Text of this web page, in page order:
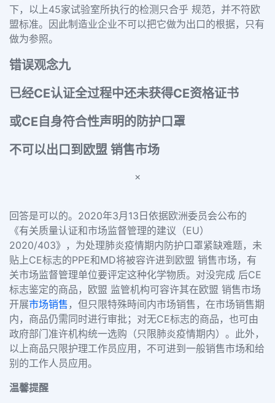
下，以上45家试验室所执行的检测只合乎 规范，并不符欧
盟标准。因此制造业企业不可以把它做为出口的根据，只有
做为参照。
错误观念九
已经CE认证全过程中还未获得CE资格证书
或CE自身符合性声明的防护口罩
不可以出口到欧盟 销售市场
×
回答是可以的。 2020年3月13日依据欧洲委员会公布的
《有关质量认证和市场监督管理的建议（EU）
2020/403》，为处理肺炎疫情期内防护口罩紧缺难题，未
贴上CE标志的PPE和MD将被容许进到欧盟 销售市场，有
关市场监督管理单位要评定这种化学物质。 对没完成 后CE
标志鉴定的商品 ，欧盟 监管机构可容许其在欧盟 销售市场
开展市场销售 ，但只限特殊時间内市场销售，在市场销售期
内，商品仍需同时进行审批； 对无CE标志的商品 ，也可由
政府部门准许机构统一选购（只限肺炎疫情期内）。此外，
以上商品只限护理工作员应用，不可进到一般销售市场和给
别的工作人员应用。
温馨提醒